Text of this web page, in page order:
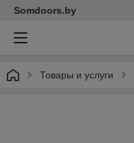
Somdoors.by
Товары и услуги